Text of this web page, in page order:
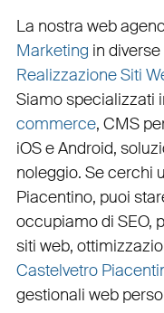
La nostra web
Marketing in
Realizzazione Siti
Siamo specializzati
commerce, CMS
iOS e Android,
noleggio. Se cerchi
Piacentino, puoi
occupiamo di SEO,
siti web,
Castelvetro
gestionali web